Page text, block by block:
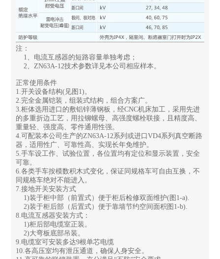
注：
1、电流互感器的短路容量单独考虑；
2、ZN63A-12技术参数详见本公司相应样本。
正常使用条件
1.开关设备结构(见图1)。
2.完全金属铠装，组装式结构，组合方案广。
3.柜体选用进口的敷铝锌薄钢板，经CNC机床加工，采用先进
的多重折边工艺，用拉铆螺母、高强度螺栓联接，且精度高、
重量轻、强度高、零件通用性强。
4.可配装本公司生产的ZN63A-12系列或进口VD4系列真空断路
器，适用性广、可靠性高、实现长年免维护。
5.手车设工作、试验位置，各位置均有定位和显示装置，安全
可靠。
6.各类手车按模数积木式变化，保证同规格车可自由互换，不
同规格车绝对不能进入。
7.接地开关安装方式
1)装于柜中部（前置式）便于柜后检修双面维护(图1-a).
2)装于柜后部（后置式）便于靠墙节约空间面积图1-b).
8.电流互感器安装方式：
1)柜后部电缆室正装。
2)大弯板底部吊装。
9.电缆室可安装多达9根单芯电缆
10.各高压室均有泄压通道，确保人身安全。